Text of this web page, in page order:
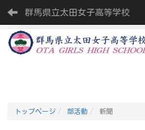
群馬県立太田女子高等学校
トップページ 部活動 新聞